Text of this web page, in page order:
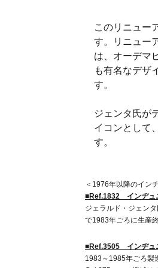
このリニュー
す。リニュー
は、オーデマ
も有名なデザ
す。
ジェンタ氏が
イコンとして
す。
＜1976年以降のイン
■Ref.1832 インヂュ
ジェラルド・ジェン
で1983年ごろに生産
■Ref.3505 インヂュ
1983～1985年ごろ製